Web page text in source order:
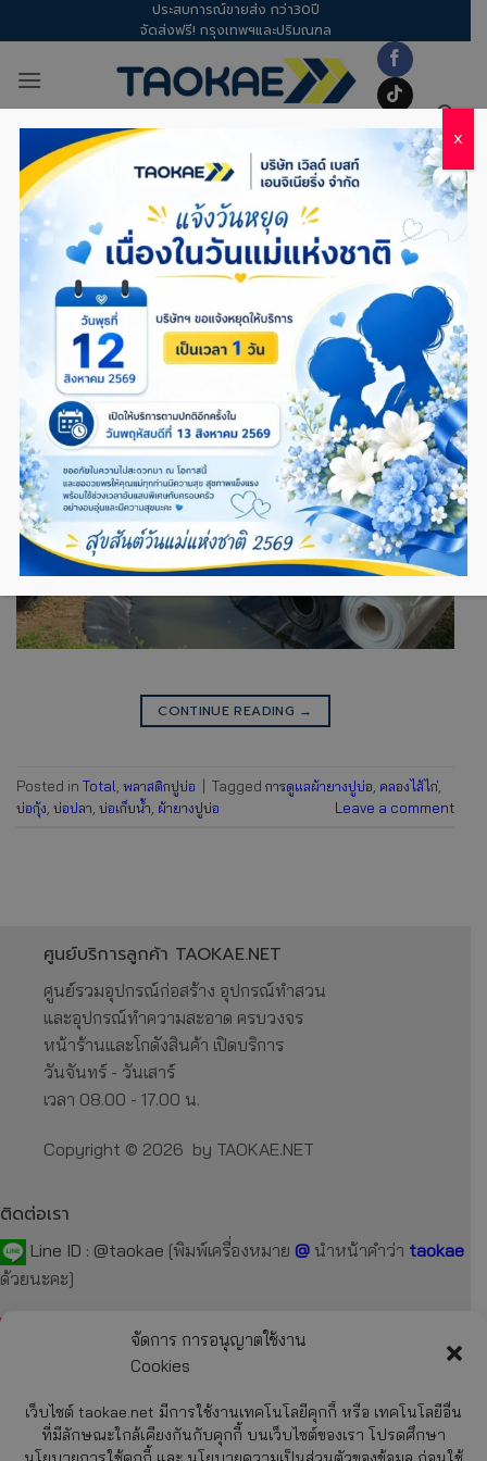
จัดการ การอนุญาตใช้งาน
Cookies
เว็บไซต์ taokae.net มีการใช้งานเทคโนโลยีคุกกี้ หรือ เทคโนโลยีอื่น
ที่มีลักษณะใกล้เคียงกันกับคุกกี้ บนเว็บไซต์ของเรา โปรดศึกษา
to
ประสบการณ์ขายส่ง กว่า30ปี
จัดส่งฟรี! กรุงเทพฯและปริมณฑล
TAG ARCHIVES:คลองไส้ไก่
TOTAL,พลาสติกปูบ่อ
พลาสติกปูบ่อ – ใช้ยาวๆ ไม่ต้องเปลี่ยนบ่อย!
5 เคล็ดลับยืดอายุ ‘ผ้ายางปูบ่อ’ ให้ทนทานนับ
ปี
POSTED ON19/12/2025 TITAPORN
CONTINUE READING →
Posted in Total พลาสติกปูบ่อ Tagged การดูแลผ้ายางปูบ่อ คลองไส้ไก่
บ่อกุ้ง บ่อปลา บ่อเก็บน้ำ ผ้ายางปูบ่อ Leave a comment
ศูนย์บริการลูกค้า TAOKAE.NET
ศูนย์รวมอุปกรณ์ก่อสร้าง อุปกรณ์ทำสวน
และอุปกรณ์ทำความสะอาด ครบวงจร
หน้าร้านและโกดังสินค้า เปิดบริการ
วันจันทร์ - วันเสาร์
เวลา 08.00 - 17.00 น.
Copyright © 2026 by TAOKAE.NET
ติดต่อเรา
Line ID : @taokae [พิมพ์เครื่องหมาย @ นำหน้าคำว่า taokae
ด้วยนะคะ]
092-872-7229 099-131-3129
taokae.net@gmail.com
Fax : 02-054-4244
X